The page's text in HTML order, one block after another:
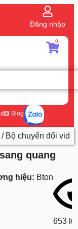
Đăng nhập
0
Blog
/ Bộ chuyển đổi
quang
hiệu: Bton
653